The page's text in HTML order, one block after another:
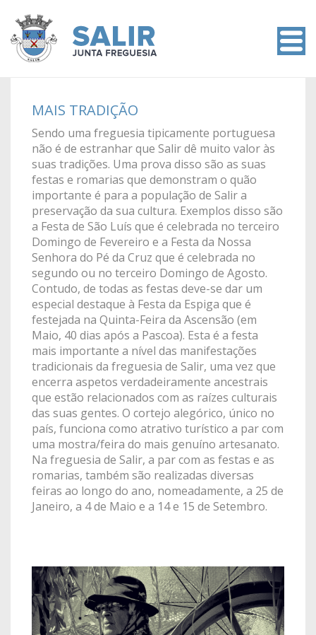
MAIS TRADIÇÃO
Sendo uma freguesia tipicamente portuguesa
não é de estranhar que Salir dê muito valor às
suas tradições. Uma prova disso são as suas
festas e romarias que demonstram o quão
importante é para a população de Salir a
preservação da sua cultura. Exemplos disso são
a Festa de São Luís que é celebrada no terceiro
Domingo de Fevereiro e a Festa da Nossa
Senhora do Pé da Cruz que é celebrada no
segundo ou no terceiro Domingo de Agosto.
Contudo, de todas as festas deve-se dar um
especial destaque à Festa da Espiga que é
festejada na Quinta-Feira da Ascensão (em
Maio, 40 dias após a Pascoa). Esta é a festa
mais importante a nível das manifestações
tradicionais da freguesia de Salir, uma vez que
encerra aspetos verdadeiramente ancestrais
que estão relacionados com as raízes culturais
das suas gentes. O cortejo alegórico, único no
país, funciona como atrativo turístico a par com
uma mostra/feira do mais genuíno artesanato.
Na freguesia de Salir, a par com as festas e as
romarias, também são realizadas diversas
feiras ao longo do ano, nomeadamente, a 25 de
Janeiro, a 4 de Maio e a 14 e 15 de Setembro.